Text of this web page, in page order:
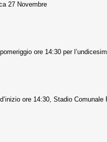
27 Novembre
ore 14:30 per
ore 14:30, Stadio Comunale